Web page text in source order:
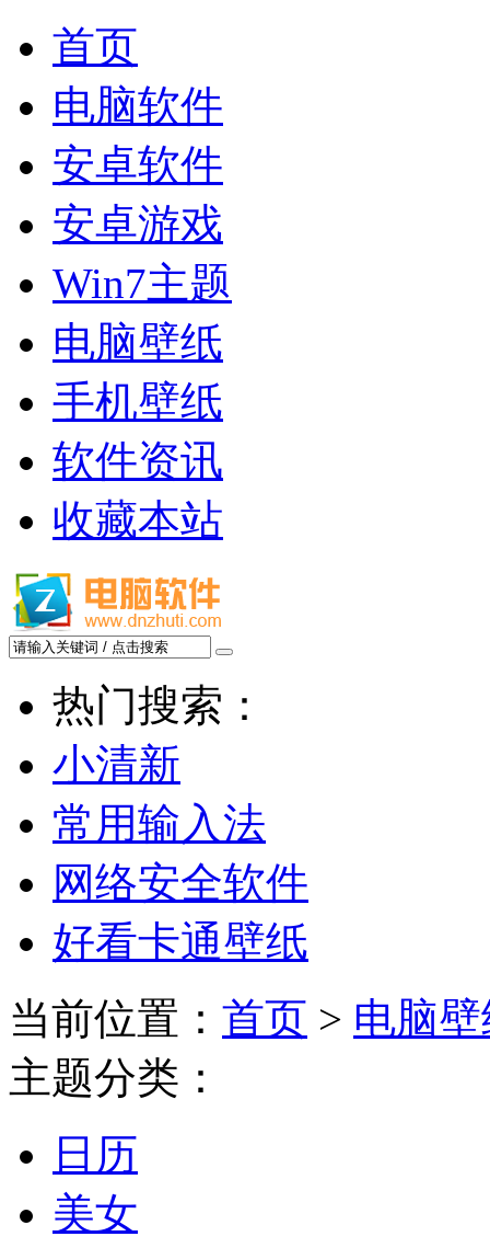
首页
电脑软件
安卓软件
安卓游戏
Win7主题
电脑壁纸
手机壁纸
软件资讯
收藏本站
热门搜索：
小清新
常用输入法
网络安全软件
好看卡通壁纸
当前位置： 首页 > 电脑
主题分类：
日历
美女